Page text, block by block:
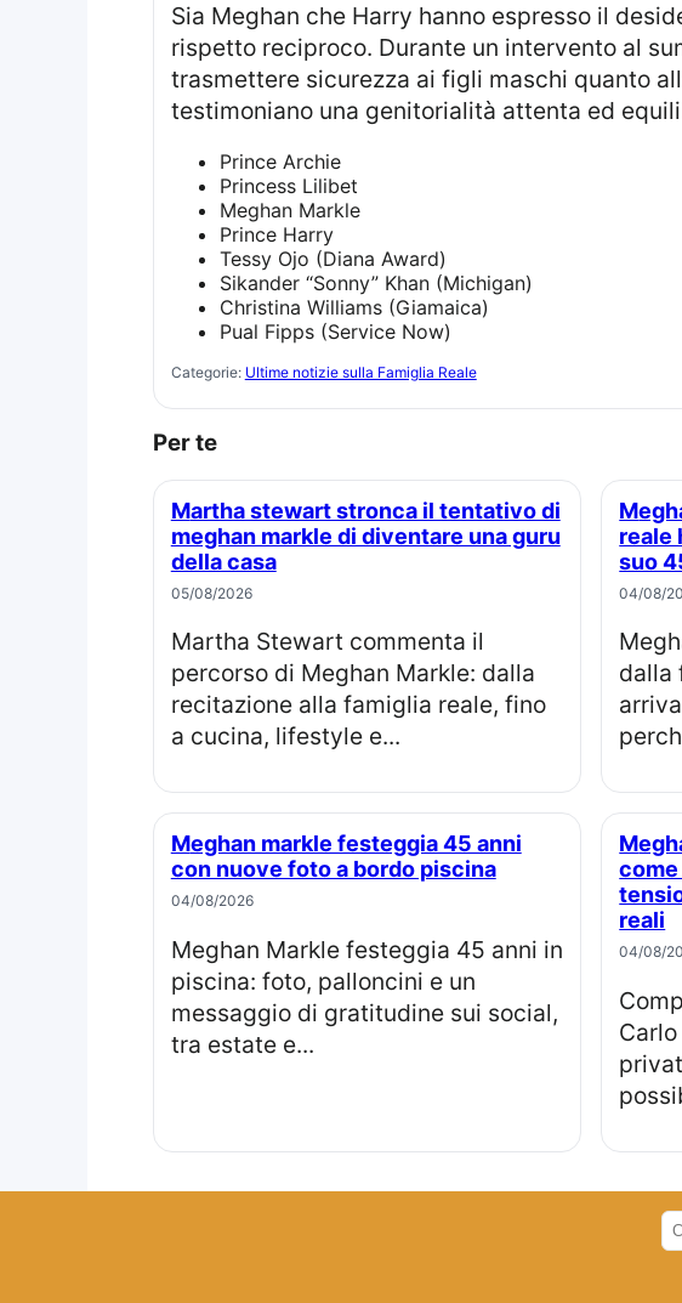
Sia Meghan che Harry hanno espresso il desiderio di educare i propri figli con attenzione ai valori di autostima e
rispetto reciproco. Durante un intervento al
trasmettere sicurezza ai figli maschi quanto
testimoniano una genitorialità attenta ed
Prince Archie
Princess Lilibet
Meghan Markle
Prince Harry
Tessy Ojo (Diana Award)
Sikander “Sonny” Khan (Michigan)
Christina Williams (Giamaica)
Pual Fipps (Service Now)
Categorie: Ultime notizie sulla Famiglia Reale
Per te
Martha stewart stronca il tentativo di
meghan markle di diventare una guru
della casa
05/08/2026
Martha Stewart commenta il
percorso di Meghan Markle: dalla
recitazione alla famiglia reale, fino
a cucina, lifestyle e...
Meghan markle, perché la famiglia
reale
suo
04/08/
Meghan Markle compie 45 anni, ma
dalla
Meghan markle festeggia 45 anni
con nuove foto a bordo piscina
04/08/2026
Meghan Markle festeggia 45 anni in
piscina: foto, palloncini e un
messaggio di gratitudine sui social,
tra estate e...
Meghan markle compie 45 anni:
reali
04/08/
Compleanno di Meghan Markle: re